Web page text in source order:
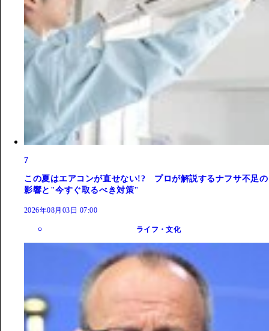
7
この夏はエアコンが直せない!? プロが解説するナフサ不足の
影響と"今すぐ取るべき対策"
2026年08月03日 07:00
ライフ・文化